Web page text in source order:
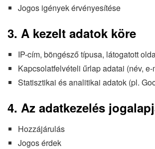
Jogos igények érvényesítése
3. A kezelt adatok köre
IP-cím, böngésző típusa, látogatott
Kapcsolatfelvételi űrlap adatai (név,
Statisztikai és analitikai adatok (pl.
4. Az adatkezelés
Hozzájárulás
Jogos érdek